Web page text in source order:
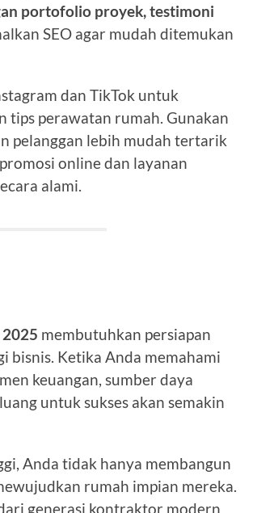
portofolio proyek, testimoni
SEO agar mudah ditemukan
dan TikTok untuk
tips perawatan rumah. Gunakan
pelanggan lebih mudah tertarik
online dan layanan
alami.
membutuhkan persiapan
bisnis. Ketika Anda memahami
keuangan, sumber daya
untuk sukses akan semakin
Anda tidak hanya membangun
rumah impian mereka.
generasi kontraktor modern